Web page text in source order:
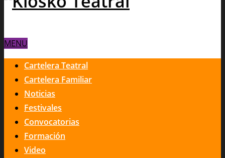
MENU
Cartelera Teatral
Cartelera Familiar
Noticias
Festivales
Convocatorias
Formación
Video